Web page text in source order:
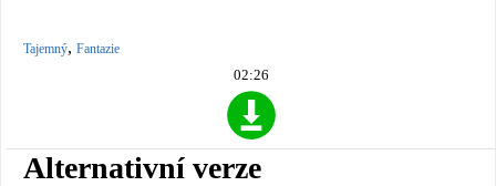
Tajemný, Fantazie
02:26
Alternativní verze